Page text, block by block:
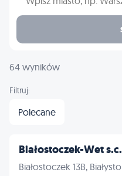
64 wyników
Filtruj:
Polecane
Białostoczek-Wet
Białostoczek 13B,